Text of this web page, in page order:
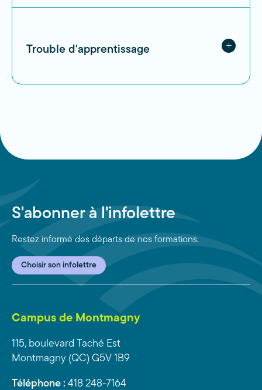
Trouble d'apprentissage
S'abonner à l'infolettre
Restez informé des départs de nos formations.
Choisir son infolettre
Campus de Montmagny
115, boulevard Taché Est
Montmagny (QC) G5V 1B9
Téléphone : 418 248-7164